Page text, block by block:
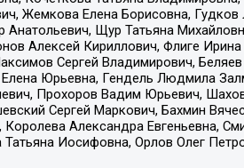
Жемкова Елена Борисовна,
Анатольевич, Щур Татьяна
Алексей Кириллович, Флиге
Сергей Владимирович,
Юрьевна, Гендель Людмила
Прохоров Вадим Юрьевич,
Сергей Маркович, Бахмин
Александра Евгеньевна,
Иосифовна, Орлов Олег